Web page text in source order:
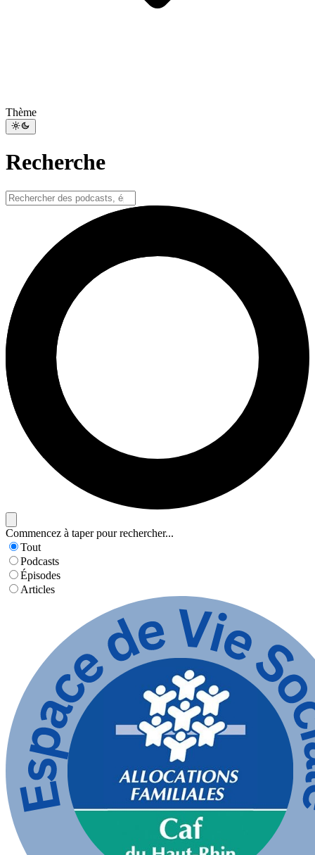
Thème
Recherche
Commencez à taper pour rechercher...
Tout
Podcasts
Épisodes
Articles